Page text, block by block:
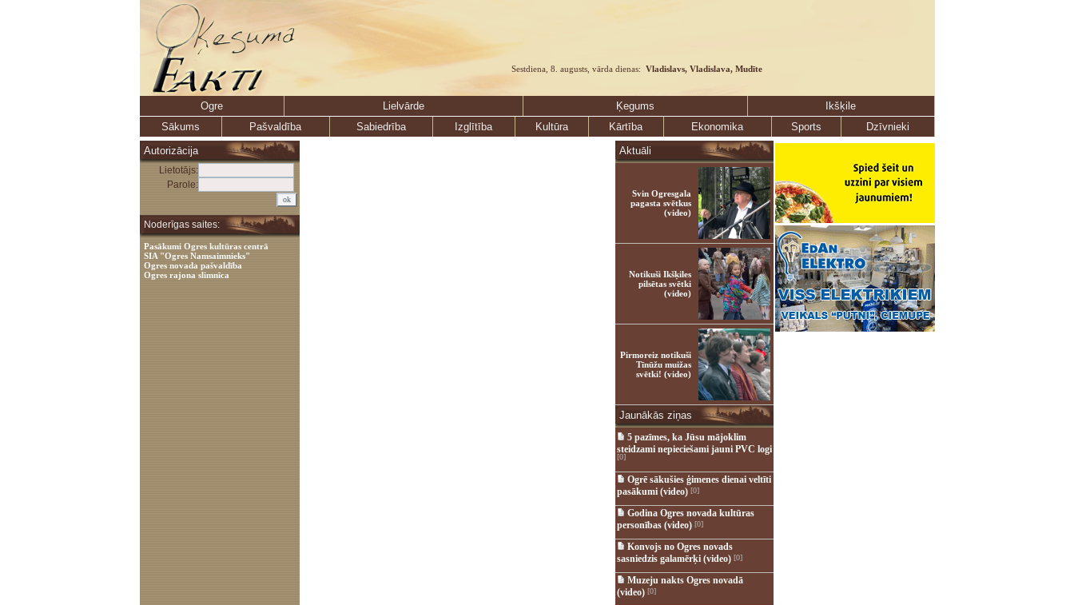
Sestdiena, 8. augusts, vārda dienas: Vladislavs, Vladislava, Mudīte
Ogre Lielvārde Ķegums
Ikšķile
Sākums
Pašvaldība Sabiedrība Izglītība Kultūra Kārtība Ekonomika Sports
Dzīvnieki
Autorizācija
Lietotājs:
Parole:
Noderīgas saites:
Pasākumi Ogres kultūras centrā
SIA "Ogres Namsaimnieks"
Ogres novada pašvaldība
Ogres rajona slimnīca
Aktuāli
Svin Ogresgala
pagasta svētkus
(video)
Notikuši Ikšķiles
pilsētas svētki
(video)
Pirmoreiz notikuši
Tīnūžu muižas
svētki! (video)
Jaunākās ziņas
5 pazīmes, ka Jūsu mājoklim
steidzami nepieciešami jauni PVC logi
[0]
Ogrē sākušies ģimenes dienai veltīti
pasākumi (video)[0]
Godina Ogres novada kultūras
personības (video)[0]
Konvojs no Ogres novads
sasniedzis galamērķi (video)[0]
Muzeju nakts Ogres novadā
(video)[0]